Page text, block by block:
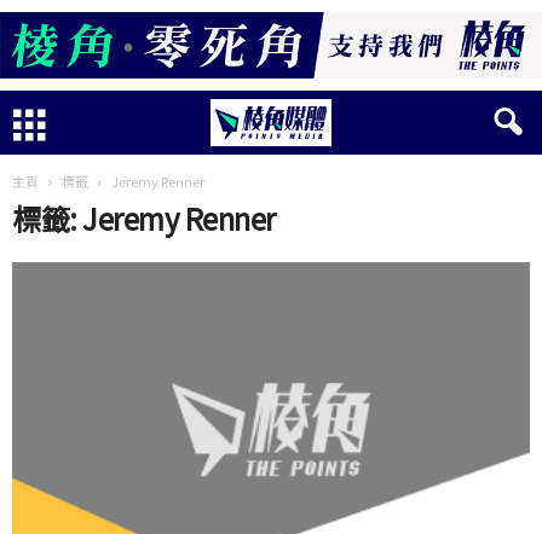
主頁 標籤 Jeremy Renner
標籤: Jeremy Renner